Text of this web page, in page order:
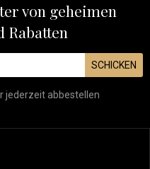
von geheimen
Rabatten
SCHICKEN
jederzeit abbestellen